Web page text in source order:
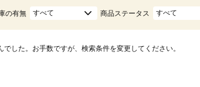
の有無 すべて 商品ステータス すべて
した。お手数ですが、検索条件を変更してください。